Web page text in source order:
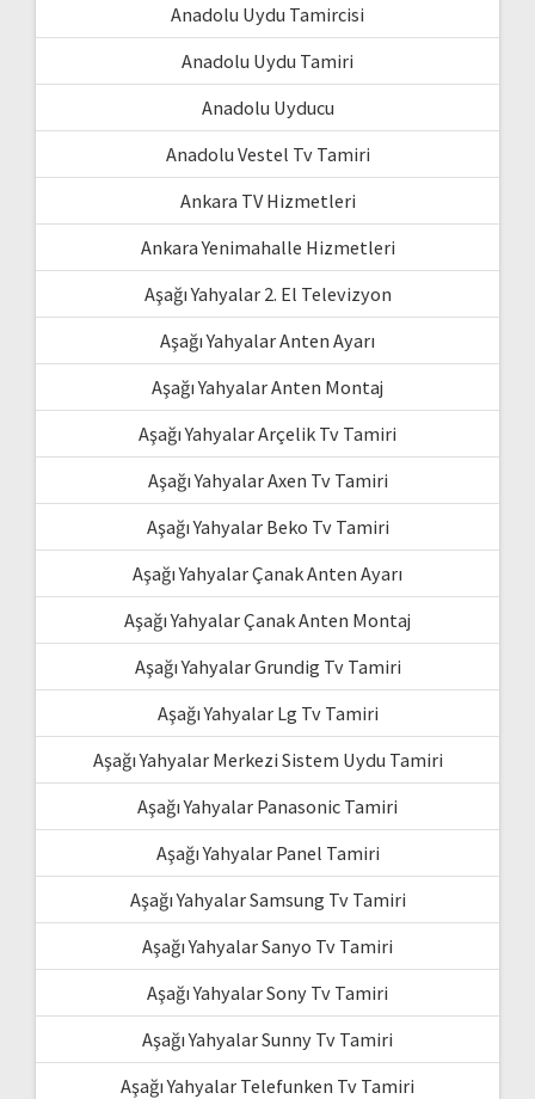
Anadolu Uydu Tamircisi
Anadolu Uydu Tamiri
Anadolu Uyducu
Anadolu Vestel Tv Tamiri
Ankara TV Hizmetleri
Ankara Yenimahalle Hizmetleri
Aşağı Yahyalar 2. El Televizyon
Aşağı Yahyalar Anten Ayarı
Aşağı Yahyalar Anten Montaj
Aşağı Yahyalar Arçelik Tv Tamiri
Aşağı Yahyalar Axen Tv Tamiri
Aşağı Yahyalar Beko Tv Tamiri
Aşağı Yahyalar Çanak Anten Ayarı
Aşağı Yahyalar Çanak Anten Montaj
Aşağı Yahyalar Grundig Tv Tamiri
Aşağı Yahyalar Lg Tv Tamiri
Aşağı Yahyalar Merkezi Sistem Uydu Tamiri
Aşağı Yahyalar Panasonic Tamiri
Aşağı Yahyalar Panel Tamiri
Aşağı Yahyalar Samsung Tv Tamiri
Aşağı Yahyalar Sanyo Tv Tamiri
Aşağı Yahyalar Sony Tv Tamiri
Aşağı Yahyalar Sunny Tv Tamiri
Aşağı Yahyalar Telefunken Tv Tamiri